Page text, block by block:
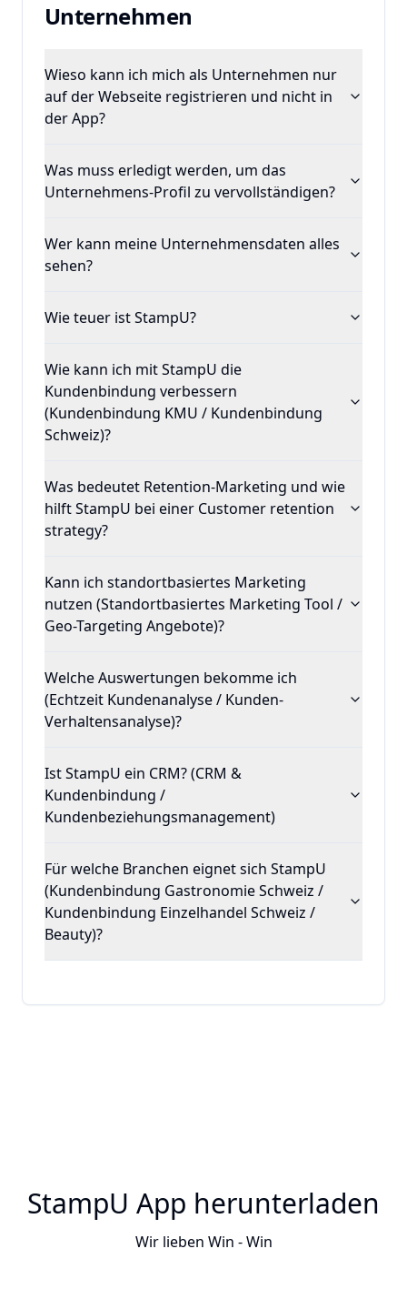
Unternehmen
Wieso kann ich mich als Unternehmen nur
auf der Webseite registrieren und nicht in
der App?
Was muss erledigt werden, um das
Unternehmens-Profil zu vervollständigen?
Wer kann meine Unternehmensdaten alles
sehen?
Wie teuer ist StampU?
Wie kann ich mit StampU die
Kundenbindung verbessern
(Kundenbindung KMU / Kundenbindung
Schweiz)?
Was bedeutet Retention-Marketing und wie
hilft StampU bei einer Customer retention
strategy?
Kann ich standortbasiertes Marketing
nutzen (Standortbasiertes Marketing Tool /
Geo-Targeting Angebote)?
Welche Auswertungen bekomme ich
(Echtzeit Kundenanalyse / Kunden-
Verhaltensanalyse)?
Ist StampU ein CRM? (CRM &
Kundenbindung /
Kundenbeziehungsmanagement)
Für welche Branchen eignet sich StampU
(Kundenbindung Gastronomie Schweiz /
Kundenbindung Einzelhandel Schweiz /
Beauty)?
StampU App herunterladen
Wir lieben Win - Win